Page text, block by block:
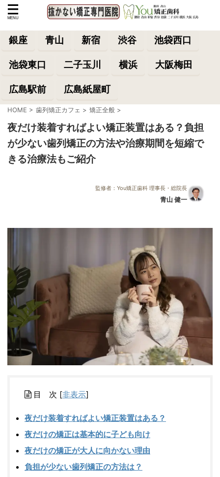
銀座 青山 新宿 渋谷 池袋西口
池袋東口 二子玉川 横浜 大阪梅田
広島駅前 広島紙屋町
HOME > 歯列矯正カフェ > 矯正全般 >
夜だけ装着すればよい矯正装置はある？負担
が少ない歯列矯正の方法や治療期間を短縮で
きる治療法もご紹介
監修者：You矯正歯科 理事長・総院長
青山 健一
目 次 [非表示]
夜だけ装着すればよい矯正装置はある？
夜だけの矯正は基本的に子ども向け
夜だけの矯正が大人に向かない理由
負担が少ない歯列矯正の方法は？